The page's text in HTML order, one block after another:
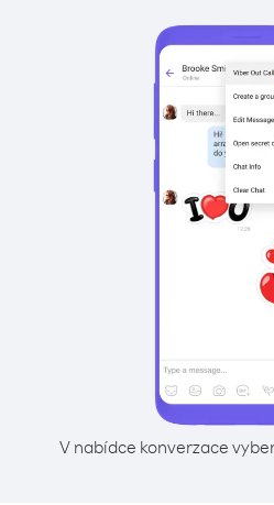
V nabídce konverzace